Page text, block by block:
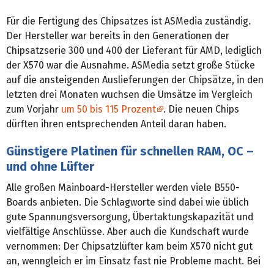
Für die Fertigung des Chipsatzes ist ASMedia zuständig.
Der Hersteller war bereits in den Generationen der
Chipsatzserie 300 und 400 der Lieferant für AMD, lediglich
der X570 war die Ausnahme. ASMedia setzt große Stücke
auf die ansteigenden Auslieferungen der Chipsätze, in den
letzten drei Monaten wuchsen die Umsätze im Vergleich
zum Vorjahr um 50 bis 115 Prozent
. Die neuen Chips
dürften ihren entsprechenden Anteil daran haben.
Günstigere Platinen für schnellen RAM, OC –
und ohne Lüfter
Alle großen Mainboard-Hersteller werden viele B550-
Boards anbieten. Die Schlagworte sind dabei wie üblich
gute Spannungsversorgung, Übertaktungskapazität und
vielfältige Anschlüsse. Aber auch die Kundschaft wurde
vernommen: Der Chipsatzlüfter kam beim X570 nicht gut
an, wenngleich er im Einsatz fast nie Probleme macht. Bei